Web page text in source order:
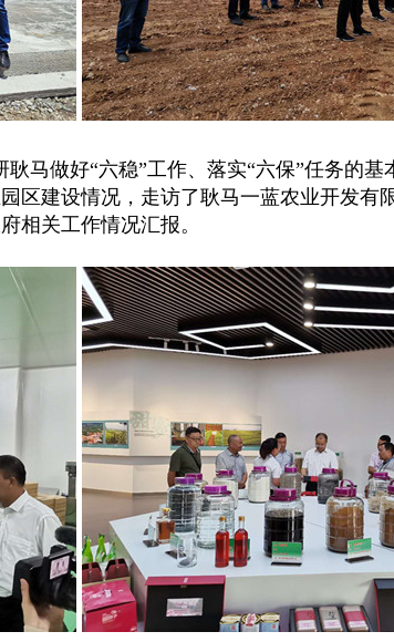
马做好“六稳”工作、落实“六保”任务的
区建设情况，走访了耿马一蓝农业开发有
相关工作情况汇报。